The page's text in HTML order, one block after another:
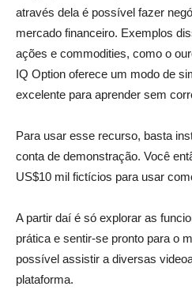
através dela é possível fazer
mercado financeiro. Exemplos
ações e commodities, como o
IQ Option oferece um modo de
excelente para aprender sem
Para usar esse recurso, basta
conta de demonstração. Você
US$10 mil fictícios para usar
A partir daí é só explorar as
prática e sentir-se pronto para o
possível assistir a diversas
plataforma.